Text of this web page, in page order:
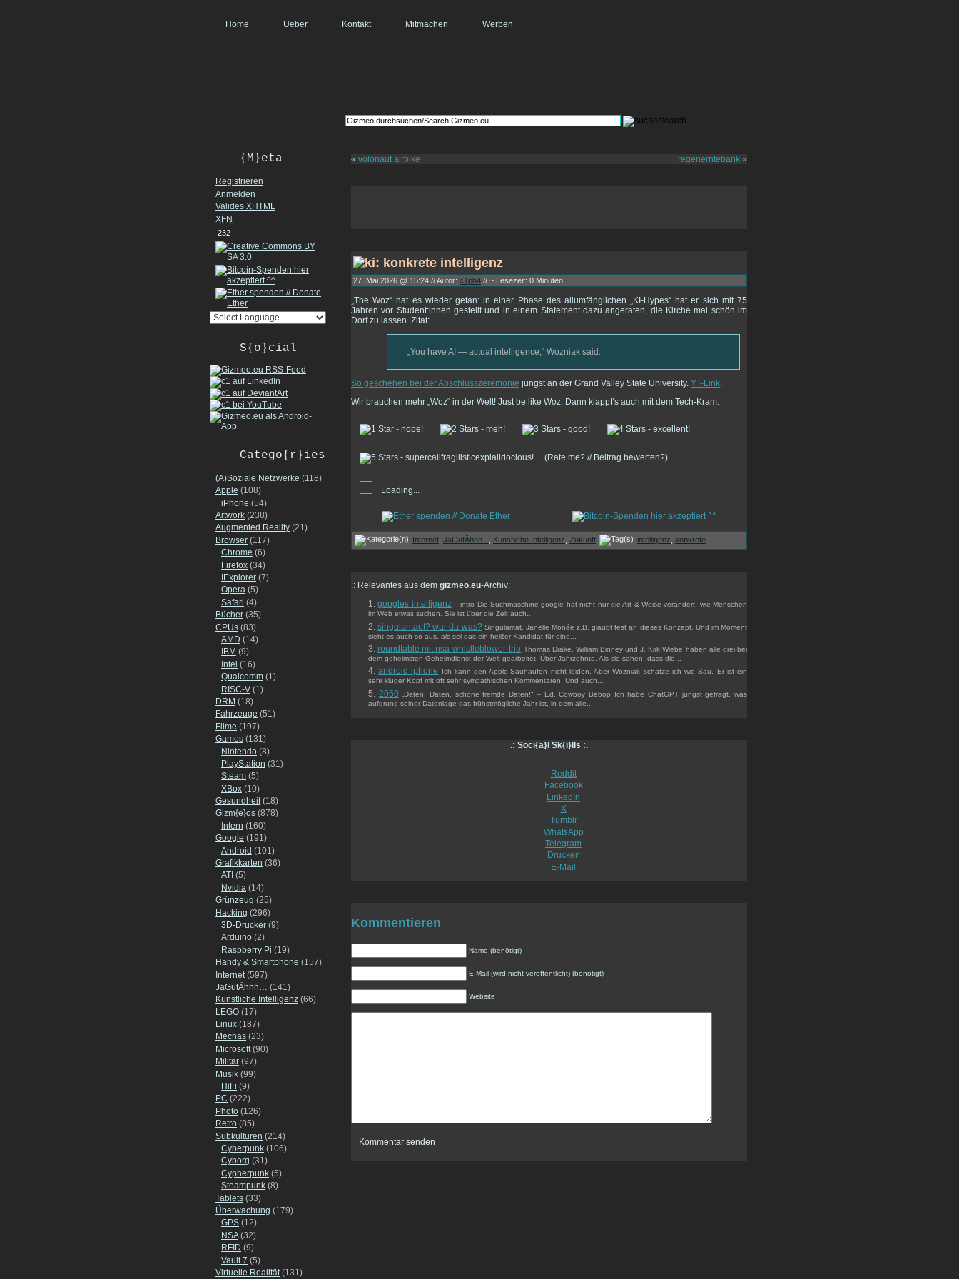
Home Ueber Kontakt Mitmachen Werben
{M}eta
Registrieren
Anmelden
Valides XHTML
XFN
232
S{o}cial
Catego{r}ies
(A)Soziale Netzwerke (118)
Apple (108)
iPhone (54)
Artwork (238)
Augmented Reality (21)
Browser (117)
Chrome (6)
Firefox (34)
IExplorer (7)
Opera (5)
Safari (4)
Bücher (35)
CPUs (83)
AMD (14)
IBM (9)
Intel (16)
Qualcomm (1)
RISC-V (1)
DRM (18)
Fahrzeuge (51)
Filme (197)
Games (131)
Nintendo (8)
PlayStation (31)
Steam (5)
XBox (10)
Gesundheit(18)
Gizm{e}os (878)
Intern (160)
Google (191)
Android (101)
Grafikkarten (36)
ATI (5)
Nvidia (14)
Grünzeug (25)
Hacking (296)
3D-Drucker (9)
Arduino (2)
Raspberry Pi (19)
Handy & Smartphone (157)
Internet (597)
JaGutÄhhh… (141)
Künstliche Intelligenz (66)
LEGO (17)
Linux (187)
Mechas (23)
Microsoft(90)
Militär (97)
Musik (99)
HiFi (9)
PC (222)
Photo (126)
Retro (85)
Subkulturen (214)
Cyberpunk (106)
Cyborg (31)
Cypherpunk (5)
Steampunk (8)
Tablets (33)
Überwachung (179)
GPS (12)
NSA(32)
RFID (9)
Vault 7 (5)
Virtuelle Realität(131)
« volonaut airbike regenerntebank »
27. Mai 2026 @ 15:24 // Autor: c1ph4 // ~ Lesezeit: 0 Minuten
„The Woz“ hat es wieder getan: in einer Phase des allumfänglichen „KI-Hypes“ hat er sich mit 75
Jahren vor Student:innen gestellt und in einem Statement dazu angeraten, die Kirche mal schön im
Dorf zu lassen. Zitat:
„You have AI — actual intelligence,“ Wozniak said.
So geschehen bei der Abschlusszeremonie jüngst an der Grand Valley State University. YT-Link.
Wir brauchen mehr „Woz“ in der Welt! Just be like Woz. Dann klappt’s auch mit dem Tech-Kram.
(Rate me? // Beitrag bewerten?)
Loading...
Internet JaGutÄhhh... Künstliche Intelligenz Zukunft intelligenz konkrete
:: Relevantes aus dem gizmeo.eu-Archiv:
googles intelligenz :: intro Die Suchmaschine google hat nicht nur die Art & Weise verändert, wie Menschen
im Web etwas suchen. Sie ist über die Zeit auch...
singularitaet? war da was? Singularität. Janelle Monáe z.B. glaubt fest an dieses Konzept. Und im Moment
sieht es auch so aus, als sei das ein heißer Kandidat für eine...
roundtable mit nsa-whistleblower-trio Thomas Drake, William Binney und J. Kirk Wiebe haben alle drei bei
dem geheimsten Geheimdienst der Welt gearbeitet. Über Jahrzehnte. Als sie sahen, dass die...
android iphone
Ich kann den Apple-Sauhaufen nicht leiden. Aber Wozniak schätze ich wie Sau. Er ist ein
sehr kluger Kopf mit oft sehr sympathischen Kommentaren. Und auch...
2050
„Daten, Daten, schöne fremde Daten!“ – Ed, Cowboy Bebop Ich habe ChatGPT jüngst gefragt, was
aufgrund seiner Datenlage das frühstmögliche Jahr ist, in dem alle...
.: Soci{a}l Sk{i}lls :.
Reddit
Facebook
LinkedIn
X
Tumblr
WhatsApp
Telegram
Drucken
E-Mail
Kommentieren
Name (benötigt)
E-Mail (wird nicht veröffentlicht) (benötigt)
Website